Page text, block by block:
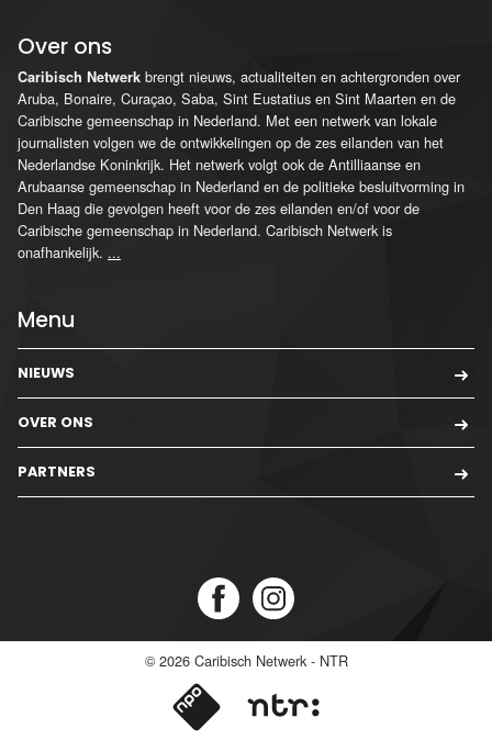
Over ons
Caribisch Netwerk brengt nieuws, actualiteiten en achtergronden over
Aruba, Bonaire, Curaçao, Saba, Sint Eustatius en Sint Maarten en de
Caribische gemeenschap in Nederland. Met een netwerk van lokale
journalisten volgen we de ontwikkelingen op de zes eilanden van het
Nederlandse Koninkrijk. Het netwerk volgt ook de Antilliaanse en
Arubaanse gemeenschap in Nederland en de politieke besluitvorming in
Den Haag die gevolgen heeft voor de zes eilanden en/of voor de
Caribische gemeenschap in Nederland. Caribisch Netwerk is
onafhankelijk. ...
Menu
NIEUWS
OVER ONS
PARTNERS
© 2026 Caribisch Netwerk - NTR